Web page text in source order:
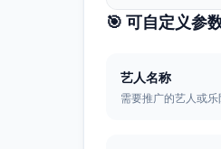
🎯 可自定义参
艺人名称
需要推广的艺人或